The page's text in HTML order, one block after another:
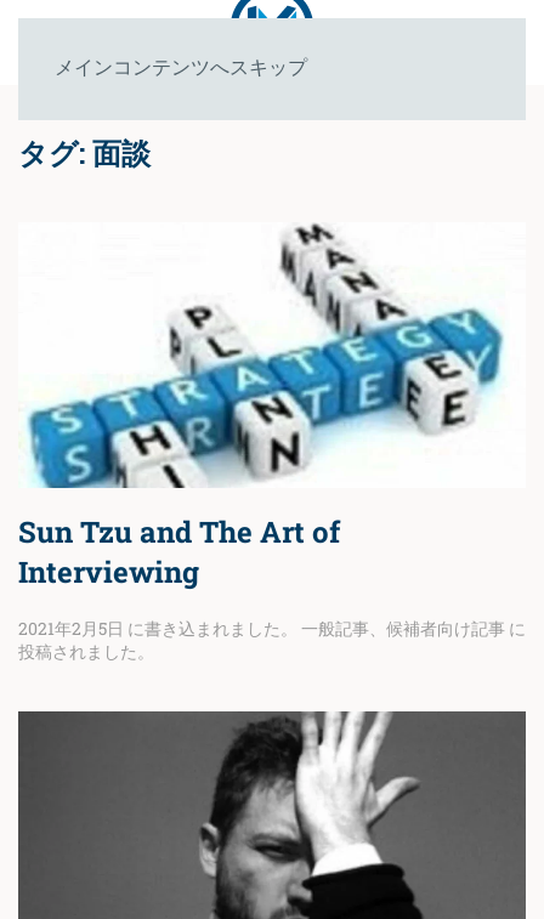
メインコンテンツへスキップ
タグ:面談
Sun Tzu and The Art of
Interviewing
2021年2月5日 に書き込まれました。 一般記事 候補者向け記事 に
投稿されました。